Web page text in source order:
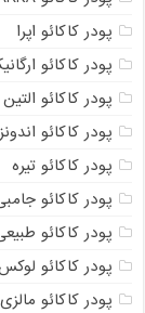
پودر کاکائو اپرا
پودر کاکائو
پودر کاکائو التین
پودر کاکائو
پودر کاکائو تیره
پودر کاکائو
پودر کاکائو
پودر کاکائو
پودر کاکائو مالزی